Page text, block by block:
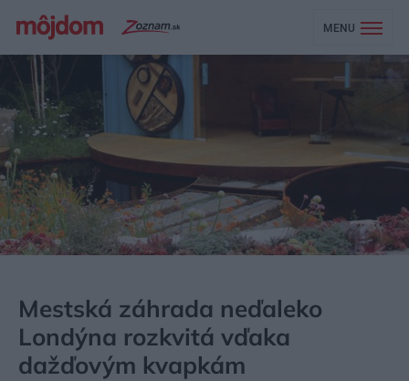
MENU
Mestská záhrada neďaleko
Londýna rozkvitá vďaka
dažďovým kvapkám